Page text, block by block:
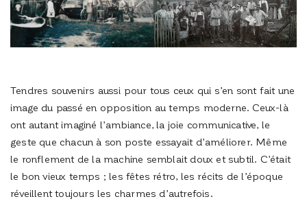
Tendres souvenirs aussi pour tous ceux qui s’en sont fait une
image du passé en opposition au temps moderne. Ceux-là
ont autant imaginé l’ambiance, la joie communicative, le
geste que chacun à son poste essayait d’améliorer. Même
le ronflement de la machine semblait doux et subtil. C’était
le bon vieux temps ; les fêtes rétro, les récits de l’époque
réveillent toujours les charmes d’autrefois.